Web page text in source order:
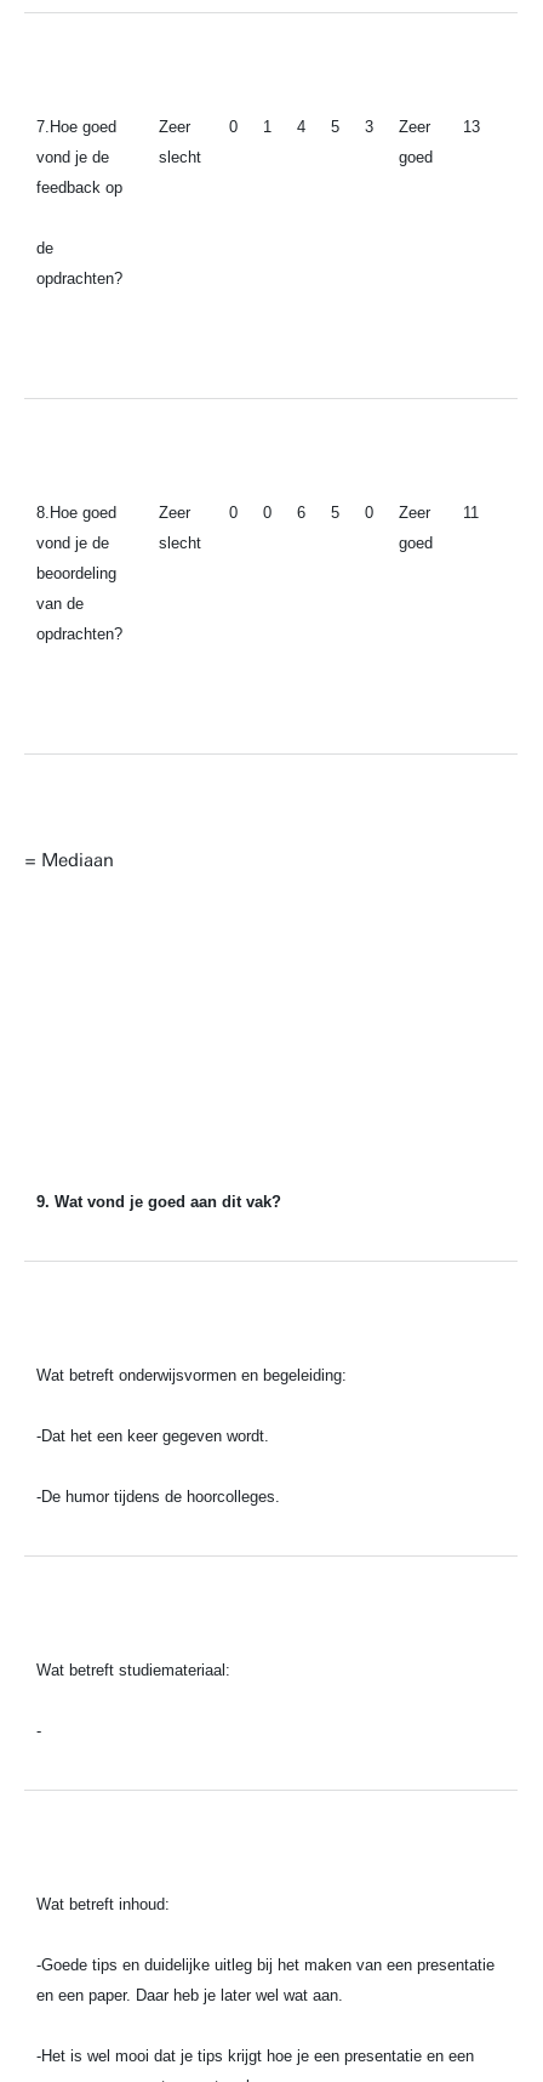
7.Hoe goed
vond je de
feedback op
de
opdrachten?
Zeer
slecht
0 1 4 5 3
Zeer
goed
13
8.Hoe goed
vond je de
beoordeling
van de
opdrachten?
Zeer
slecht
0 0 6 5 0
Zeer
goed
11
= Mediaan
9. Wat vond je goed aan dit vak?
Wat betreft onderwijsvormen en begeleiding:
-Dat het een keer gegeven wordt.
-De humor tijdens de hoorcolleges.
Wat betreft studiemateriaal:
-
Wat betreft inhoud:
-Goede tips en duidelijke uitleg bij het maken van een presentatie
en een paper. Daar heb je later wel wat aan.
-Het is wel mooi dat je tips krijgt hoe je een presentatie en een